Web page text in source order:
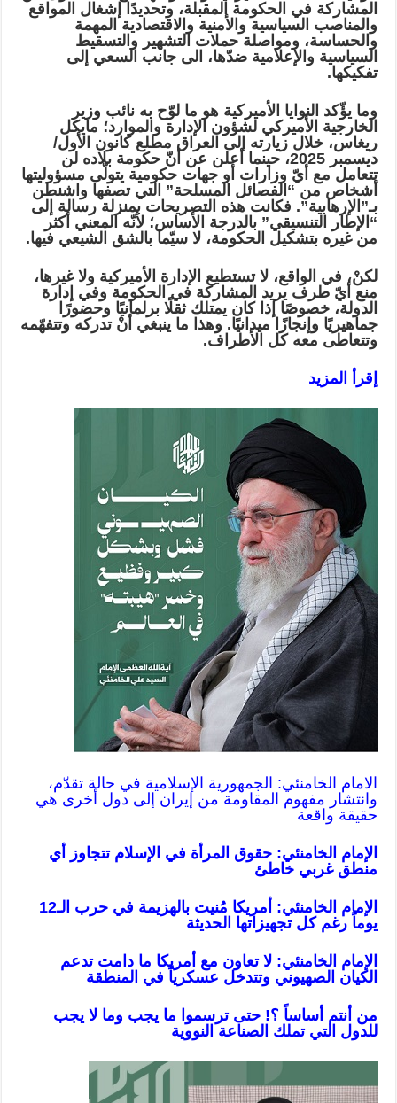
المشاركة في الحكومة المقبلة، وتحديدًا إشغال المواقع
والمناصب السياسية والأمنية والاقتصادية المهمة
والحساسة، ومواصلة حملات التشهير والتسقيط
السياسية والإعلامية ضدّها، الى جانب السعي إلى
تفكيكها.
وما يؤّكد النوايا الأميركية هو ما لوّح به نائب وزير
الخارجية الأميركي لشؤون الإدارة والموارد؛ مايكل
ريغاس، خلال زيارته إلى العراق مطلع كانون الأول/
ديسمبر 2025، حينما أعلن عن أنّ حكومة بلاده لن
تتعامل مع أيّ وزارات أو جهات حكومية يتولّى مسؤوليتها
أشخاص من “الفصائل المسلحة” التي تصفها واشنطن
بـ”الإرهابية”. فكانت هذه التصريحات بمنزلة رسالة إلى
“الإطار التنسيقي” بالدرجة الأساس؛ لأنّه المعني أكثر
من غيره بتشكيل الحكومة، لا سيّما بالشق الشيعي فيها.
لكنْ، في الواقع، لا تستطيع الإدارة الأميركية ولا غيرها،
منع أيّ طرف يريد المشاركة في الحكومة وفي إدارة
الدولة، خصوصًا إذا كان يمتلك ثقلًا برلمانيًا وحضورًا
جماهيريًا وإنجازًا ميدانيًا. وهذا ما ينبغي أنْ تدركه وتتفهّمه
وتتعاطى معه كل الأطراف.
إقرأ المزيد
الامام الخامنئي: الجمهورية الإسلامية في حالة تقدّم،
وانتشار مفهوم المقاومة من إيران إلى دول أخرى هي
حقيقة واقعة
الإمام الخامنئي: حقوق المرأة في الإسلام تتجاوز أي
منطق غربي خاطئ
الإمام الخامنئي: أمريكا مُنيت بالهزيمة في حرب الـ12
يوماً رغم كل تجهيزاتها الحديثة
الإمام الخامنئي: لا تعاون مع أمريكا ما دامت تدعم
الكيان الصهيوني وتتدخل عسكرياً في المنطقة
من أنتم أساساً ؟! حتى ترسموا ما يجب وما لا يجب
للدول التي تملك الصناعة النووية